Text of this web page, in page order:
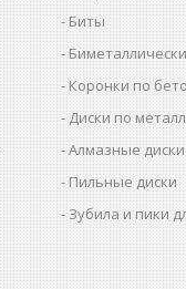
Биты
Коронки по
Диски по
Алмазные диски
Пильные диски
Зубила и пики